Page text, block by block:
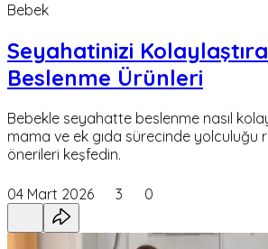
Bebek
Seyahatinizi
Beslenme Ürünleri
Bebekle seyahatte beslenme nasıl
mama ve ek gıda sürecinde
önerileri keşfedin.
04 Mart 2026 3 0